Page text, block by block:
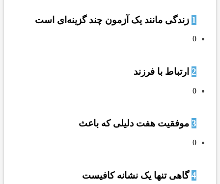
1 زندگی مانند يک آزمون چند گزينه‌ای است
0
2 ارتباط با فرزند
0
3 موفقیت هفت دلیلی که باعث
0
4 ️گاﻫﯽ ﺗﻨﻬﺎ ﯾﮏ ﻧﺸﺎﻧﻪ ﮐﺎﻓﯿﺴﺖ